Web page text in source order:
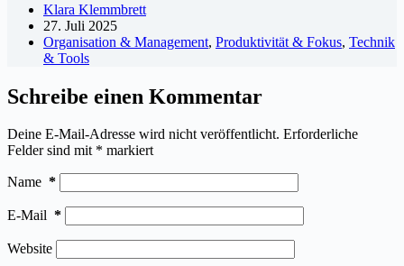
Klara Klemmbrett
27. Juli 2025
Organisation & Management, Produktivität & Fokus, Technik
& Tools
Schreibe einen Kommentar
Deine E-Mail-Adresse wird nicht veröffentlicht. Erforderliche
Felder sind mit * markiert
Name *
E-Mail *
Website